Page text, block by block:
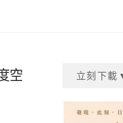
空
立刻下載